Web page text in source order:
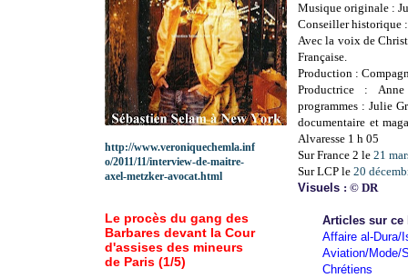
Musique originale :
Conseiller historique
Avec la voix de
Française.
Production :
Productrice :
programmes : Julie
documentaire et
Alvaresse 1 h 05
Sur France 2 le 21
Sur LCP le 20
Visuels : © DR
Articles sur ce
Affaire al-Dura/
Aviation/Mode/
Chrétiens
http://www.veroniquechemla.inf
o/2011/11/interview-de-maitre-
axel-metzker-avocat.html
Le procès du gang des
Barbares devant la Cour
d'assises des mineurs
de Paris (1/5)